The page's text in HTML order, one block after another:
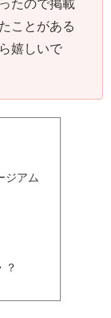
たので掲載
ことがある
嬉しいで
ジアム
？